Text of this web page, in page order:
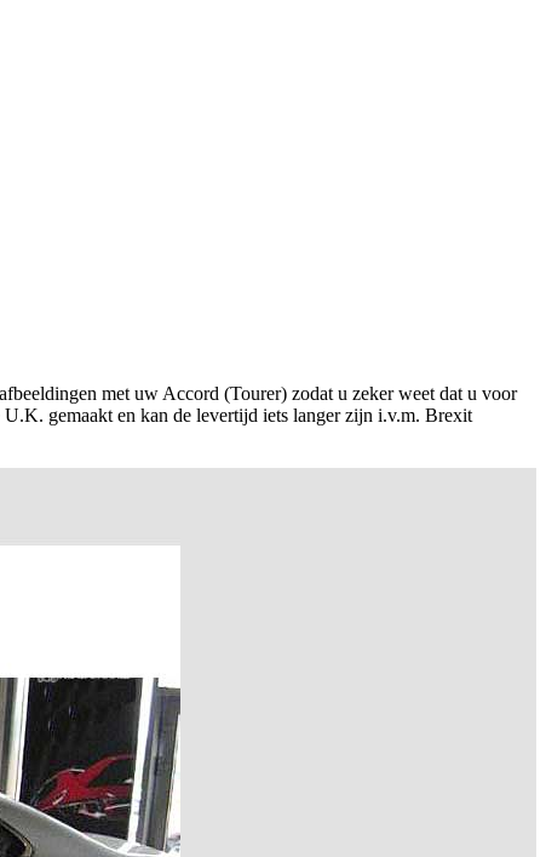
met uw Accord (Tourer) zodat u zeker weet dat u voor
gemaakt en kan de levertijd iets langer zijn i.v.m. Brexit